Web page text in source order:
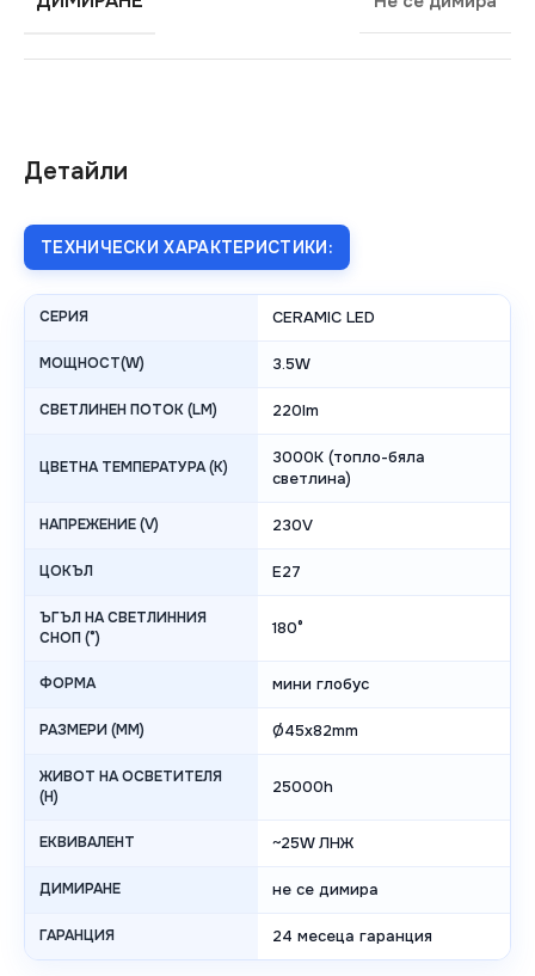
Детайли
ТЕХНИЧЕСКИ ХАРАКТЕРИСТИКИ:
СЕРИЯ CERAMIC LED
МОЩНОСТ(W) 3.5W
СВЕТЛИНЕН ПОТОК (LM) 220lm
ЦВЕТНА ТЕМПЕРАТУРА (K)
3000K (топло-бяла
светлина)
НАПРЕЖЕНИЕ (V) 230V
ЦОКЪЛ E27
ЪГЪЛ НА СВЕТЛИННИЯ
СНОП (°)
180°
ФОРМА мини глобус
РАЗМЕРИ (MM) Ø45x82mm
ЖИВОТ НА ОСВЕТИТЕЛЯ
(H)
25000h
ЕКВИВАЛЕНТ ~25W ЛНЖ
ДИМИРАНЕ не се димира
ГАРАНЦИЯ 24 месеца гаранция